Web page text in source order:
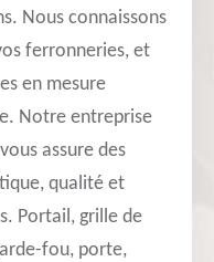
Nous connaissons
ferronneries, et
en mesure
Notre entreprise
assure des
qualité et
Portail, grille de
fou, porte,